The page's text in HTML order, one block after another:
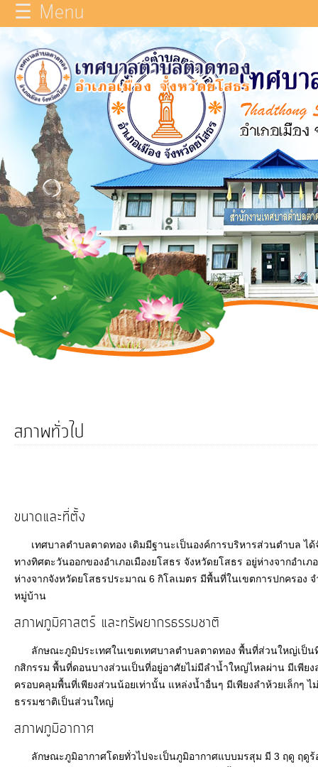
หน้า
หลัก
ข้อมูล
ทั่วไป
บุคลากร
แผน
ยุทธศาสตร์
รายงาน
ผล
การ
ดำเนิน
งาน
คลัง
การ
จัดการ
ความ
รู้
ITA
Service
☰ Menu
สภาพทั่วไป
ขนาดและที่ตั้ง
เทศบาลตำบลตาดทอง เดิมมีฐานะเป็นองค์การบริหารส่วนตำบล ได้
ทางทิศตะวันออกของอำเภอเมืองยโสธร จังหวัดยโสธร อยู่ห่างจากอำ
ห่างจากจังหวัดยโสธรประมาณ 6 กิโลเมตร มีพื้นที่ในเขตการปกครอง
หมู่บ้าน
สภาพภูมิศาสตร์ และทรัพยากรธรรมชาติ
ลักษณะภูมิประเทศในเขตเทศบาลตำบลตาดทอง พื้นที่ส่วนใหญ่เป็
กสิกรรม พื้นที่ดอนบางส่วนเป็นที่อยู่อาศัยไม่มีลำน้ำใหญ่ไหลผ่าน มีเพีย
ครอบคลุมพื้นที่เพียงส่วนน้อยเท่านั้น แหล่งน้ำอื่นๆ มีเพียงลำห้วยเล็กๆ
ธรรมชาติเป็นส่วนใหญ่
สภาพภูมิอากาศ
ลักษณะภูมิอากาศโดยทั่วไปจะเป็นภูมิอากาศแบบมรสุม มี 3 ฤดู ฤดูร้